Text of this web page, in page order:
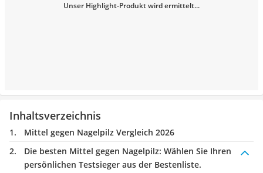
Unser Highlight-Produkt wird ermittelt...
Inhaltsverzeichnis
Mittel gegen Nagelpilz Vergleich 2026
Die besten Mittel gegen Nagelpilz: Wählen Sie Ihren
persönlichen Testsieger aus der Bestenliste.